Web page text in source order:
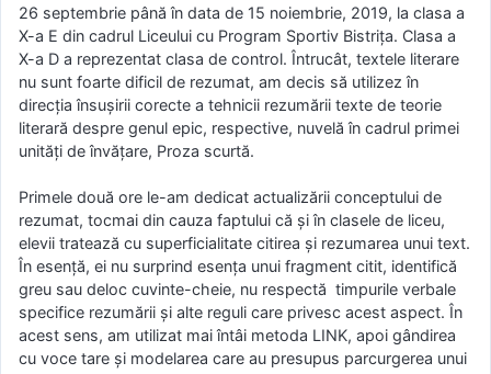
26 septembrie până în data de 15 noiembrie, 2019, la clasa a
X-a E din cadrul Liceului cu Program Sportiv Bistrița. Clasa a
X-a D a reprezentat clasa de control. Întrucât, textele literare
nu sunt foarte dificil de rezumat, am decis să utilizez în
direcția însușirii corecte a tehnicii rezumării texte de teorie
literară despre genul epic, respective, nuvelă în cadrul primei
unități de învățare, Proza scurtă.
Primele două ore le-am dedicat actualizării conceptului de
rezumat, tocmai din cauza faptului că și în clasele de liceu,
elevii tratează cu superficialitate citirea și rezumarea unui text.
În esență, ei nu surprind esența unui fragment citit, identifică
greu sau deloc cuvinte-cheie, nu respectă timpurile verbale
specifice rezumării și alte reguli care privesc acest aspect. În
acest sens, am utilizat mai întâi metoda LINK, apoi gândirea
cu voce tare și modelarea care au presupus parcurgerea unui